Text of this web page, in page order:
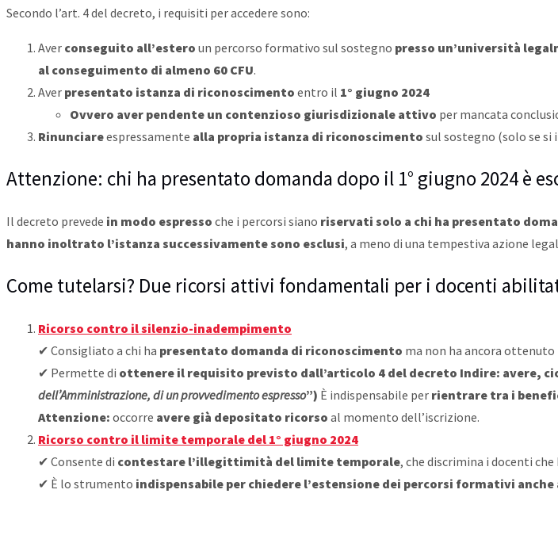
Secondo l’art. 4 del decreto, i requisiti per accedere sono:
Aver conseguito all’estero un percorso formativo sul sostegno presso un’università
al conseguimento di almeno 60 CFU.
Aver presentato istanza di riconoscimento entro il 1° giugno 2024
Ovvero aver pendente un contenzioso giurisdizionale attivo per mancata
Rinunciareespressamente alla propria istanza di riconoscimento sul sostegno (solo se si
Attenzione: chi ha presentato domanda dopo il 1° giugno 2024 è
Il decreto prevede in modo espresso che i percorsi siano riservati solo a chi ha presentato
hanno inoltrato l’istanza successivamente sono esclusi, a meno di una tempestiva azione
Come tutelarsi? Due ricorsi attivi fondamentali per i docenti
Ricorso contro il silenzio-inadempimento
✔ Consigliato a chi ha presentato domanda di riconoscimento ma non ha ancora ottenuto
✔ Permette di ottenere il requisito previsto dall’articolo 4 del decreto Indire: avere,
dell’Amministrazione, di un provvedimento espresso”) È indispensabile per rientrare tra i
Attenzione: occorre avere già depositato ricorso al momento dell’iscrizione.
Ricorso contro il limite temporale del 1° giugno 2024
✔ Consente di contestare l’illegittimità del limite temporale, che discrimina i docenti
✔ È lo strumento indispensabile per chiedere l’estensione dei percorsi formativi